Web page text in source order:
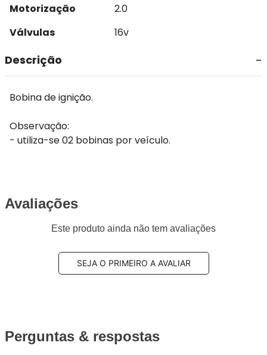
Motorização
2.0
Válvulas
16v
Descrição
Bobina de ignição.
Observação:
- utiliza-se 02 bobinas por veículo.
Avaliações
Este produto ainda não tem avaliações
SEJA O PRIMEIRO A AVALIAR
Perguntas & respostas